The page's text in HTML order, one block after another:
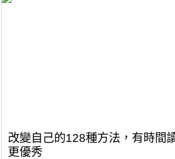
改變自己的128種方法，有時間
更優秀